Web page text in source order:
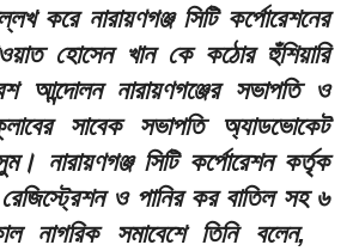
করে নারায়ণগঞ্জ সিটি কর্পোরেশনের
হোসেন খান কে কঠোর হুঁশিয়ারি
আন্দোলন নারায়ণগঞ্জের সভাপতি ও
সাবেক সভাপতি অ্যাডভোকেট
নারায়ণগঞ্জ সিটি কর্পোরেশন কর্তৃক
ও পানির কর বাতিল সহ ৬
নাগরিক সমাবেশে তিনি বলেন,